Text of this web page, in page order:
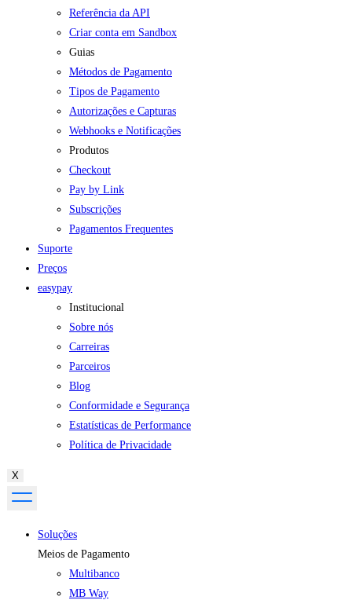
Referência da API
Criar conta em Sandbox
Guias
Métodos de Pagamento
Tipos de Pagamento
Autorizações e Capturas
Webhooks e Notificações
Produtos
Checkout
Pay by Link
Subscrições
Pagamentos Frequentes
Suporte
Preços
easypay
Institucional
Sobre nós
Carreiras
Parceiros
Blog
Conformidade e Segurança
Estatísticas de Performance
Política de Privacidade
X
Soluções
Meios de Pagamento
Multibanco
MB Way